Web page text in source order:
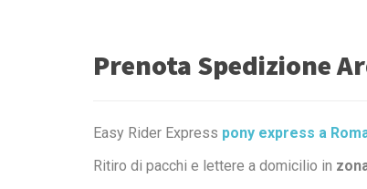
Prenota Spedizione
Easy Rider Express pony express a
Ritiro di pacchi e lettere a domicilio in